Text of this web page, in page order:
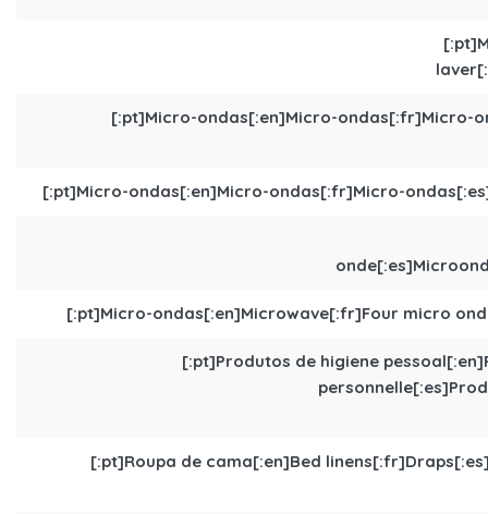
[:pt]Micro-ondas[:en]Micro-ondas[:fr]Micro-
[:pt]Micro-ondas[:en]Micro-ondas[:fr]Micro-
[:pt]Micro-ondas[:en]Microwave[:fr]Four micro
[:pt]Produtos de higiene
[:pt]Roupa de cama[:en]Bed